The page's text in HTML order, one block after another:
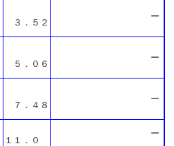
３．５２
ー
５．０６
ー
７．４８
ー
１１．０
ー